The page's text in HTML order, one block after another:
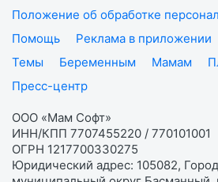
Положение об обработке
Помощь
Реклама в приложении
Темы
Беременным Мамам
Пресс-центр
ООО «Мам Софт»
ИНН/КПП 7707455220 / 770101001
ОГРН 1217700330275
Юридический адрес: 105082,